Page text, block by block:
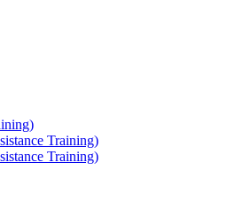
Training)
Training)